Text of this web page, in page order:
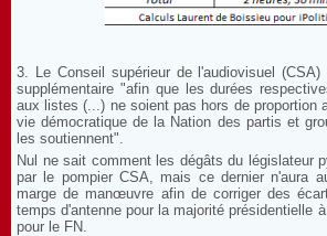
3. Le Conseil supérieur de l'audiovisuel (CSA)
supplémentaire "afin que les durées
aux listes (...) ne soient pas hors de proportion
vie démocratique de la Nation des partis et
les soutiennent".
Nul ne sait comment les dégâts du législateur
par le pompier CSA, mais ce dernier n'aura
marge de manœuvre afin de corriger des
temps d'antenne pour la majorité présidentielle
pour le FN.